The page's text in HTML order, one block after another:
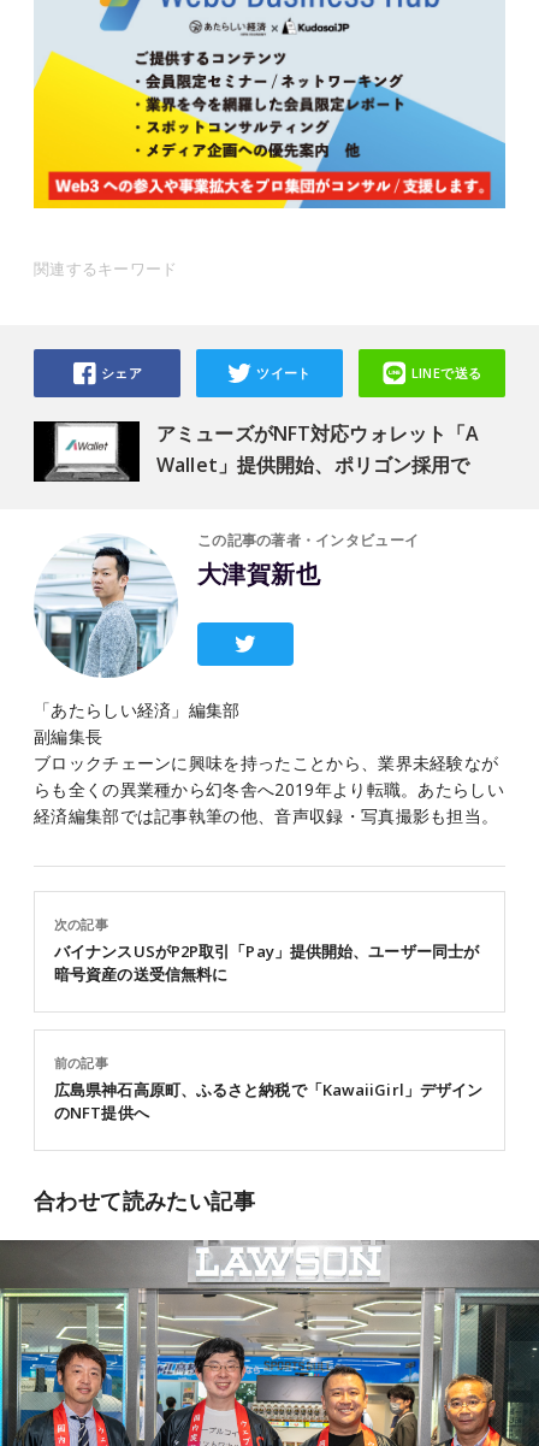
関連するキーワード
アミューズがNFT対応ウォレット「A
Wallet」提供開始、ポリゴン採用で
シェア ツイート LINEで送る
この記事の著者・インタビューイ
大津賀新也
「あたらしい経済」編集部
副編集長
ブロックチェーンに興味を持ったことから、業界未経験なが
らも全くの異業種から幻冬舎へ2019年より転職。あたらしい
経済編集部では記事執筆の他、音声収録・写真撮影も担当。
前の記事
広島県神石高原町、ふるさと納税で「KawaiiGirl」デザイン
のNFT提供へ
次の記事
バイナンスUSがP2P取引「Pay」提供開始、ユーザー同士が
暗号資産の送受信無料に
合わせて読みたい記事